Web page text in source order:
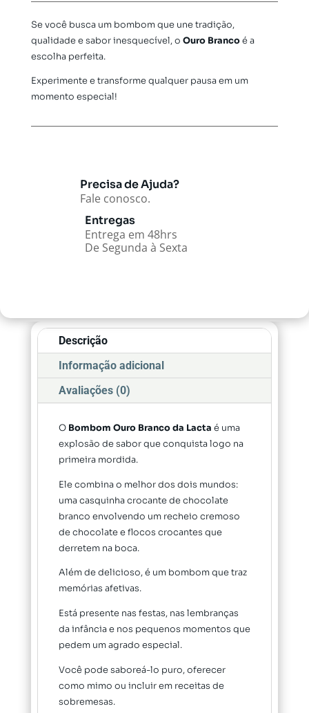
Se você busca um bombom que une tradição,
qualidade e sabor inesquecível, o Ouro Brancoé a
escolha perfeita.
Experimente e transforme qualquer pausa em um
momento especial!
Precisa de Ajuda?
Fale conosco.
Entregas
Entrega em 48hrs
De Segunda à Sexta
Descrição
Informação adicional
Avaliações (0)
O Bombom Ouro Branco da Lacta é uma
explosão de sabor que conquista logo na
primeira mordida.
Ele combina o melhor dos dois mundos:
uma casquinha crocante de chocolate
branco envolvendo um recheio cremoso
de chocolate e flocos crocantes que
derretem na boca.
Além de delicioso, é um bombom que traz
memórias afetivas.
Está presente nas festas, nas lembranças
da infância e nos pequenos momentos que
pedem um agrado especial.
Você pode saboreá-lo puro, oferecer
como mimo ou incluir em receitas de
sobremesas.